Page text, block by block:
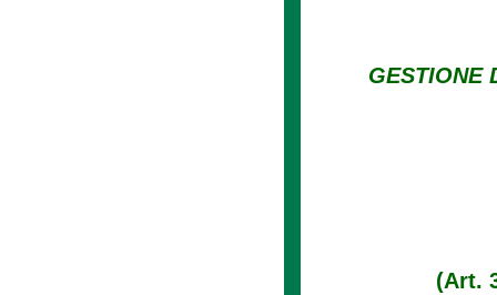
GESTIONE
(Art.